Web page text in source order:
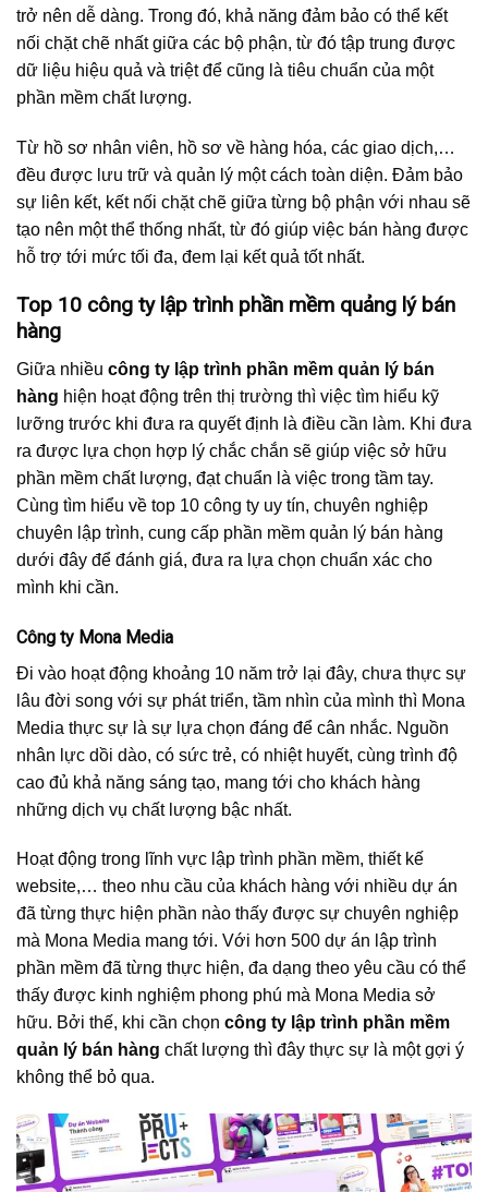
trở nên dễ dàng. Trong đó, khả năng đảm bảo có thể kết
nối chặt chẽ nhất giữa các bộ phận, từ đó tập trung được
dữ liệu hiệu quả và triệt để cũng là tiêu chuẩn của một
phần mềm chất lượng.
Từ hồ sơ nhân viên, hồ sơ về hàng hóa, các giao dịch,…
đều được lưu trữ và quản lý một cách toàn diện. Đảm bảo
sự liên kết, kết nối chặt chẽ giữa từng bộ phận với nhau sẽ
tạo nên một thể thống nhất, từ đó giúp việc bán hàng được
hỗ trợ tới mức tối đa, đem lại kết quả tốt nhất.
Top 10 công ty lập trình phần mềm quảng lý bán
hàng
Giữa nhiều công ty lập trình phần mềm quản lý bán
hàng hiện hoạt động trên thị trường thì việc tìm hiểu kỹ
lưỡng trước khi đưa ra quyết định là điều cần làm. Khi đưa
ra được lựa chọn hợp lý chắc chắn sẽ giúp việc sở hữu
phần mềm chất lượng, đạt chuẩn là việc trong tầm tay.
Cùng tìm hiểu về top 10 công ty uy tín, chuyên nghiệp
chuyên lập trình, cung cấp phần mềm quản lý bán hàng
dưới đây để đánh giá, đưa ra lựa chọn chuẩn xác cho
mình khi cần.
Công ty Mona Media
Đi vào hoạt động khoảng 10 năm trở lại đây, chưa thực sự
lâu đời song với sự phát triển, tầm nhìn của mình thì Mona
Media thực sự là sự lựa chọn đáng để cân nhắc. Nguồn
nhân lực dồi dào, có sức trẻ, có nhiệt huyết, cùng trình độ
cao đủ khả năng sáng tạo, mang tới cho khách hàng
những dịch vụ chất lượng bậc nhất.
Hoạt động trong lĩnh vực lập trình phần mềm, thiết kế
website,… theo nhu cầu của khách hàng với nhiều dự án
đã từng thực hiện phần nào thấy được sự chuyên nghiệp
mà Mona Media mang tới. Với hơn 500 dự án lập trình
phần mềm đã từng thực hiện, đa dạng theo yêu cầu có thể
thấy được kinh nghiệm phong phú mà Mona Media sở
hữu. Bởi thế, khi cần chọn công ty lập trình phần mềm
quản lý bán hàng chất lượng thì đây thực sự là một gợi ý
không thể bỏ qua.